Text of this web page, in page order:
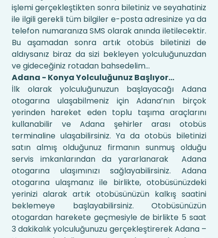
işlemi gerçekleştikten sonra biletiniz ve seyahatiniz
ile ilgili gerekli tüm bilgiler e-posta adresinize ya da
telefon numaranıza SMS olarak anında iletilecektir.
Bu aşamadan sonra artık otobüs biletinizi de
aldıysanız biraz da sizi bekleyen yolculuğunuzdan
ve gideceğiniz rotadan bahsedelim…
Adana - Konya Yolculuğunuz Başlıyor…
İlk olarak yolculuğunuzun başlayacağı Adana
otogarına ulaşabilmeniz için Adana’nın birçok
yerinden hareket eden toplu taşıma araçlarını
kullanabilir ve Adana şehirler arası otobüs
terminaline ulaşabilirsiniz. Ya da otobüs biletinizi
satın almış olduğunuz firmanın sunmuş olduğu
servis imkanlarından da yararlanarak Adana
otogarına ulaşımınızı sağlayabilirsiniz. Adana
otogarına ulaşmanız ile birlikte, otobüsünüzdeki
yerinizi alarak artık otobüsünüzün kalkış saatini
beklemeye başlayabilirsiniz. Otobüsünüzün
otogardan harekete geçmesiyle de birlikte 5 saat
3 dakikalık yolculuğunuzu gerçekleştirerek Adana –